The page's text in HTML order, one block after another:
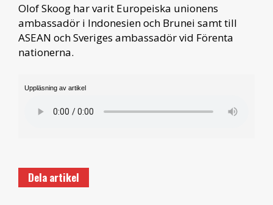
Olof Skoog har varit Europeiska unionens
ambassadör i Indonesien och Brunei samt till
ASEAN och Sveriges ambassadör vid Förenta
nationerna.
Uppläsning av artikel
Dela artikel